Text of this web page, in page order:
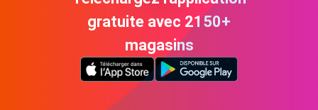
gratuite avec 2150+
magasins